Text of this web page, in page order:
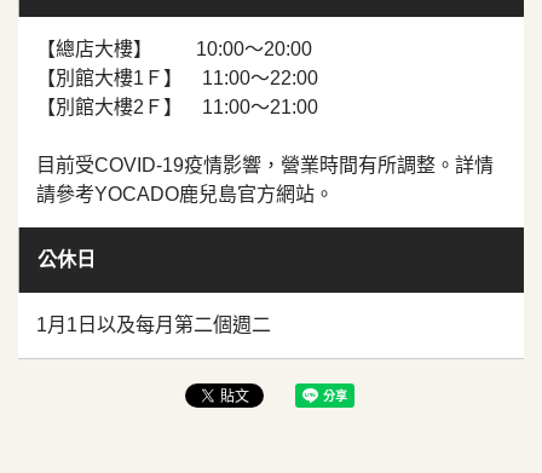
【總店大樓】 10:00～20:00
【別館大樓1Ｆ】 11:00～22:00
【別館大樓2Ｆ】 11:00～21:00
目前受COVID-19疫情影響，營業時間有所調整。詳情
請參考YOCADO鹿兒島官方網站。
公休日
1月1日以及每月第二個週二